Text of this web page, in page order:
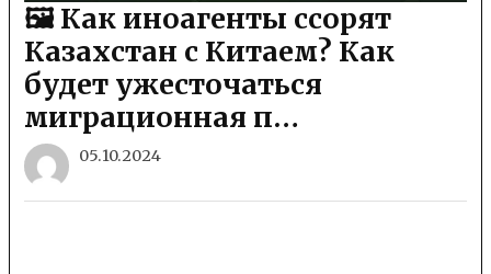
🖼 Как иноагенты ссорят
Казахстан с Китаем? Как
будет ужесточаться
миграционная п…
05.10.2024